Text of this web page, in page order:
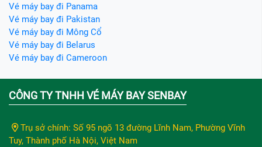
Vé máy bay đi Panama
Vé máy bay đi Pakistan
Vé máy bay đi Mông Cổ
Vé máy bay đi Belarus
Vé máy bay đi Cameroon
CÔNG TY TNHH VÉ MÁY BAY SENBAY
Trụ sở chính: Số 95 ngõ 13 đường Lĩnh Nam, Phường Vĩnh
Tuy, Thành phố Hà Nội, Việt Nam